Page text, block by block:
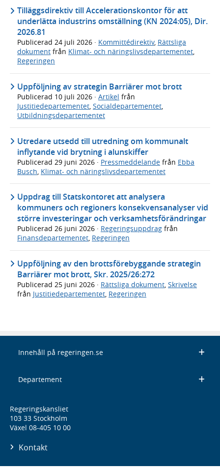
Tilläggsdirektiv till Accelerationskontor för att
underlätta industrins omställning (KN 2024:05), Dir.
2026.81
Publicerad 24 juli 2026 · Kommittédirektiv, Rättsliga
dokument från Klimat- och näringslivsdepartementet,
Regeringen
Uppföljning av strategin Barriärer mot brott
Publicerad 10 juli 2026 · Artikel från
Justitiedepartementet, Socialdepartementet,
Utbildningsdepartementet
Utredare utsedd till utredning om kommunalt
inflytande vid brytning i alunskiffer
Publicerad 29 juni 2026 · Pressmeddelande från Ebba
Busch Klimat- och näringslivsdepartementet
Uppdrag till Statskontoret att analysera
kommuners och regioners konsekvensanalyser vid
större investeringar och verksamhetsförändringar
Publicerad 26 juni 2026 · Regeringsuppdrag från
Finansdepartementet, Regeringen
Uppföljning av den brottsförebyggande strategin
Barriärer mot brott, Skr. 2025/26:272
Publicerad 25 juni 2026 · Rättsliga dokument, Skrivelse
från Justitiedepartementet, Regeringen
Innehåll på regeringen.se
Departement
Regeringskansliet
103 33 Stockholm
Växel 08-405 10 00
Kontakt